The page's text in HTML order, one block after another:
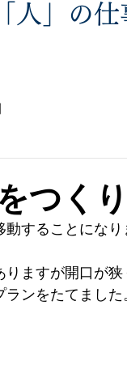
」の仕
つく
することになり
ますが開口が
ンをたてました